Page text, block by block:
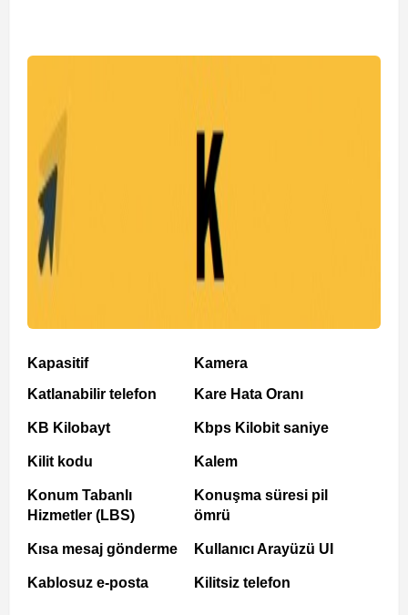
Kapasitif
Katlanabilir telefon
KB Kilobayt
Kilit kodu
Konum Tabanlı
Hizmetler (LBS)
Kısa mesaj gönderme
Kablosuz e-posta
Kamera
Kare Hata Oranı
Kbps Kilobit saniye
Kalem
Konuşma süresi pil
ömrü
Kullanıcı Arayüzü UI
Kilitsiz telefon